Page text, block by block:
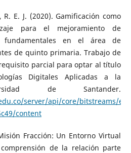
E. J. (2020). Gamificación como
para el mejoramiento de
fundamentales en el área de
de quinto primaria. Trabajo de
parcial para optar al título
Digitales Aplicadas a la
de Santander.
server/api/core/bitstreams/
content
Fracción: Un Entorno Virtual
de la relación parte